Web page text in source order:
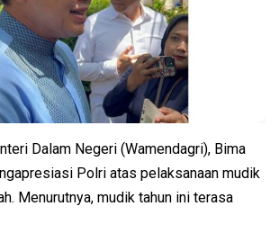
Dalam Negeri (Wamendagri), Bima
Polri atas pelaksanaan mudik
Menurutnya, mudik tahun ini terasa